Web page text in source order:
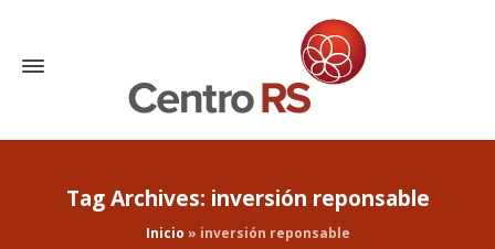
Tag Archives: inversión reponsable
Inicio » inversión reponsable